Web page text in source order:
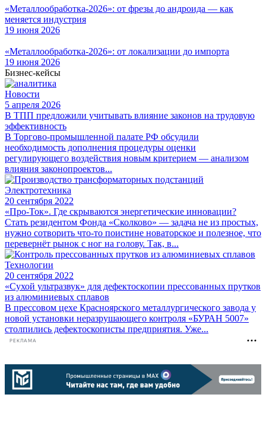
«Металлообработка-2026»: от фрезы до андроида — как
меняется индустрия
19 июня 2026
«Металлообработка-2026»: от локализации до импорта
19 июня 2026
Бизнес-кейсы
Новости
5 апреля 2026
В ТПП предложили учитывать влияние законов на трудовую
эффективность
В Торгово-промышленной палате РФ обсудили
необходимость дополнения процедуры оценки
регулирующего воздействия новым критерием — анализом
влияния законопроектов...
Электротехника
20 сентября 2022
«Про-Ток». Где скрываются энергетические инновации?
Стать резидентом Фонда «Сколково» — задача не из простых,
нужно сотворить что-то поистине новаторское и полезное, что
перевернёт рынок с ног на голову. Так, в...
Технологии
20 сентября 2022
«Сухой ультразвук» для дефектоскопии прессованных прутков
из алюминиевых сплавов
В прессовом цехе Красноярского металлургического завода у
новой установки неразрушающего контроля «БУРАН 5007»
столпились дефектоскописты предприятия. Уже...
РЕКЛАМА